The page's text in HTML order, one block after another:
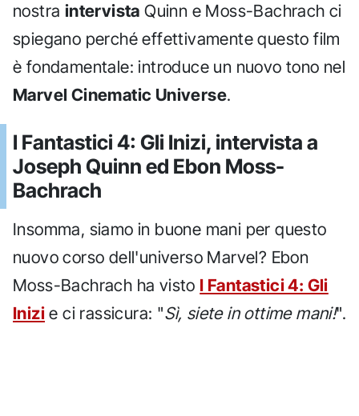
nostra intervista Quinn e Moss-Bachrach ci
spiegano perché effettivamente questo film
è fondamentale: introduce un nuovo tono nel
Marvel Cinematic Universe.
I Fantastici 4: Gli Inizi, intervista a
Joseph Quinn ed Ebon Moss-
Bachrach
Insomma, siamo in buone mani per questo
nuovo corso dell'universo Marvel? Ebon
Moss-Bachrach ha visto I Fantastici 4: Gli
Inizi e ci rassicura: "Sì, siete in ottime mani!".